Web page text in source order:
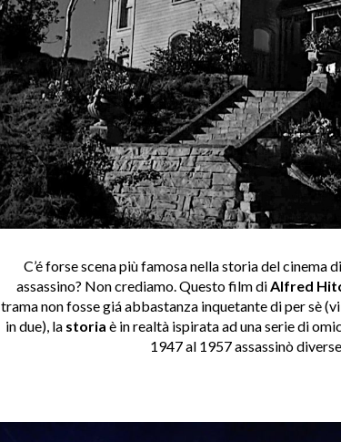
C’é forse scena più famosa nella storia del cinema
assassino? Non crediamo.Questo film diAlfred
trama non fosse giá abbastanza inquetante di per sè
in due), la storia è in realtà ispirata ad una serie di
1947 al 1957 assassinò